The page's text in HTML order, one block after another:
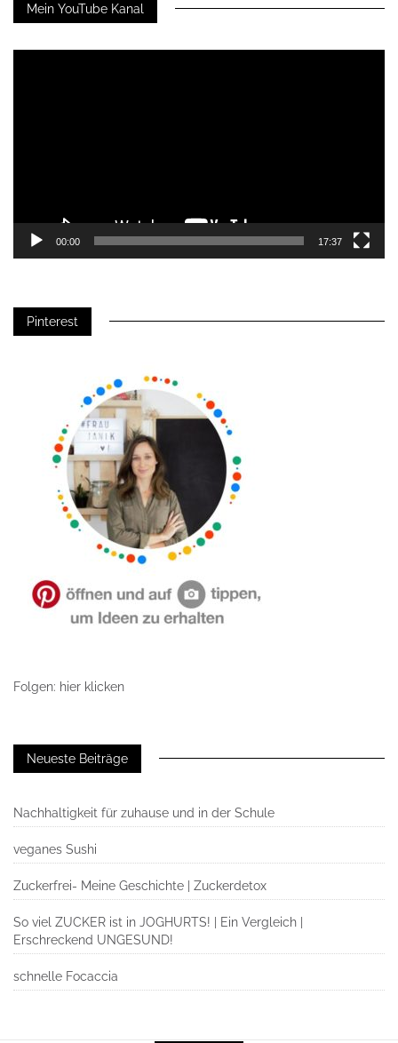
Mein YouTube Kanal
00:00 17:37
Pinterest
Folgen: hier klicken
Neueste Beiträge
Nachhaltigkeit für zuhause und in der Schule
veganes Sushi
Zuckerfrei- Meine Geschichte | Zuckerdetox
So viel ZUCKER ist in JOGHURTS! | Ein Vergleich |
Erschreckend UNGESUND!
schnelle Focaccia